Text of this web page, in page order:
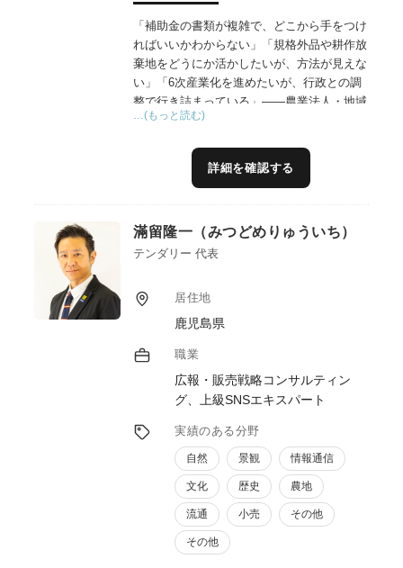
「補助金の書類が複雑で、どこから手をつけ
ればいいかわからない」「規格外品や耕作放
棄地をどうにか活かしたいが、方法が見えな
い」「6次産業化を進めたいが、行政との調
整で行き詰まっている」——農業法人・地域
事業者の皆様から、こうした声を数多くお聞
私は和歌山県庁・岸和田市役所で19年間、農
地法や補助金制度の運用、行政折衝の実務に
合わせ、商品開発、ブランド構築、補助金を
活用した資金調達まで、企画から実行まで一
実績として、規格外果実を活用したピューレ
商品の開発・販路開拓、耕作放棄地を再生し
た観光農園の立ち上げ支援などを手掛け、所
得向上・雇用創出・地域ブランドの再構築・
交流人口拡大という具体的な成果につなげて
きました。
「制度は知っているが実行できない」「経営
者だけでは行政対応が難しい」——そんな壁
を、行政経験に裏打ちされた実務力で突破し
…(もっと読む)
詳細を確認する
滿留隆一（みつどめりゅういち）
テンダリー 代表
居住地
鹿児島県
職業
広報・販売戦略コンサルティン
グ、上級SNSエキスパート
実績のある分野
自然 景観 情報通信
文化 歴史 農地
流通 小売 その他
その他